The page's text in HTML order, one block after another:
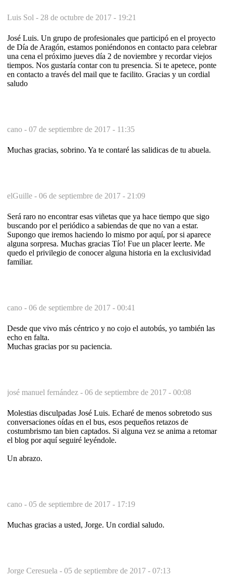
Luis Sol - 28 de octubre de 2017 - 19:21
José Luis. Un grupo de profesionales que participó en el proyecto
de Día de Aragón, estamos poniéndonos en contacto para celebrar
una cena el próximo jueves día 2 de noviembre y recordar viejos
tiempos. Nos gustaría contar con tu presencia. Si te apetece, ponte
en contacto a través del mail que te facilito. Gracias y un cordial
saludo
cano - 07 de septiembre de 2017 - 11:35
Muchas gracias, sobrino. Ya te contaré las salidicas de tu abuela.
elGuille - 06 de septiembre de 2017 - 21:09
Será raro no encontrar esas viñetas que ya hace tiempo que sigo
buscando por el periódico a sabiendas de que no van a estar.
Supongo que iremos haciendo lo mismo por aquí, por si aparece
alguna sorpresa. Muchas gracias Tío! Fue un placer leerte. Me
quedo el privilegio de conocer alguna historia en la exclusividad
familiar.
cano - 06 de septiembre de 2017 - 00:41
Desde que vivo más céntrico y no cojo el autobús, yo también las
echo en falta.
Muchas gracias por su paciencia.
josé manuel fernández - 06 de septiembre de 2017 - 00:08
Molestias disculpadas José Luis. Echaré de menos sobretodo sus
conversaciones oídas en el bus, esos pequeños retazos de
costumbrismo tan bien captados. Si alguna vez se anima a retomar
el blog por aquí seguiré leyéndole.
Un abrazo.
cano - 05 de septiembre de 2017 - 17:19
Muchas gracias a usted, Jorge. Un cordial saludo.
Jorge Ceresuela - 05 de septiembre de 2017 - 07:13